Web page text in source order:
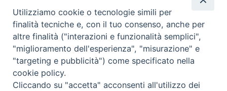
Comunicati Stampa
Il cordoglio dei Vescovi di Puglia per la morte di S.E.R. Mons. Agostino
Superbo
Utilizziamo cookie o tecnologie simili per
finalità tecniche e, con il tuo consenso, anche per
altre finalità ("interazioni e funzionalità semplici",
"miglioramento dell'esperienza", "misurazione" e
"targeting e pubblicità") come specificato nella
cookie policy.
Cliccando su "accetta" acconsenti all'utilizzo dei